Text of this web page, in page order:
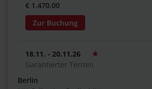
€ 1.470,00
18.11. - 20.11.26
Garantierter Termin
Berlin